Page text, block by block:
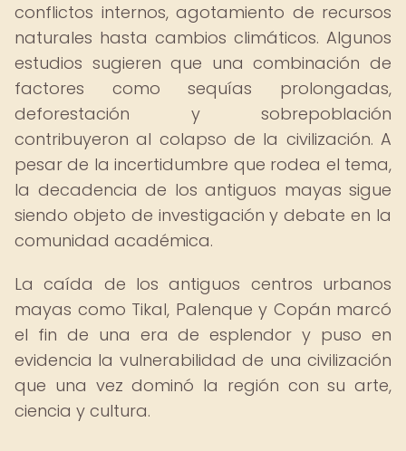
conflictos internos, agotamiento de recursos
naturales hasta cambios climáticos. Algunos
estudios sugieren que una combinación de
factores como sequías prolongadas,
deforestación y sobrepoblación
contribuyeron al colapso de la civilización. A
pesar de la incertidumbre que rodea el tema,
la decadencia de los antiguos mayas sigue
siendo objeto de investigación y debate en la
comunidad académica.
La caída de los antiguos centros urbanos
mayas como Tikal, Palenque y Copán marcó
el fin de una era de esplendor y puso en
evidencia la vulnerabilidad de una civilización
que una vez dominó la región con su arte,
ciencia y cultura.